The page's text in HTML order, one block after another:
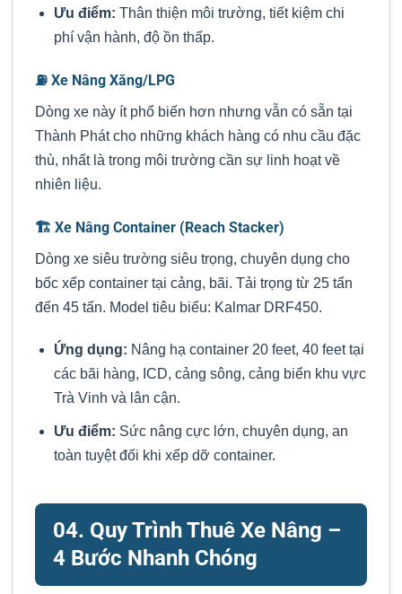
Ưu điểm: Thân thiện môi trường, tiết kiệm chi
phí vận hành, độ ồn thấp.
⛽ Xe Nâng Xăng/LPG
Dòng xe này ít phổ biến hơn nhưng vẫn có sẵn tại
Thành Phát cho những khách hàng có nhu cầu đặc
thù, nhất là trong môi trường cần sự linh hoạt về
nhiên liệu.
🏗️ Xe Nâng Container (Reach Stacker)
Dòng xe siêu trường siêu trọng, chuyên dụng cho
bốc xếp container tại cảng, bãi. Tải trọng từ 25 tấn
đến 45 tấn. Model tiêu biểu: Kalmar DRF450.
Ứng dụng: Nâng hạ container 20 feet, 40 feet tại
các bãi hàng, ICD, cảng sông, cảng biển khu vực
Trà Vinh và lân cận.
Ưu điểm: Sức nâng cực lớn, chuyên dụng, an
toàn tuyệt đối khi xếp dỡ container.
04. Quy Trình Thuê Xe Nâng –
4 Bước Nhanh Chóng